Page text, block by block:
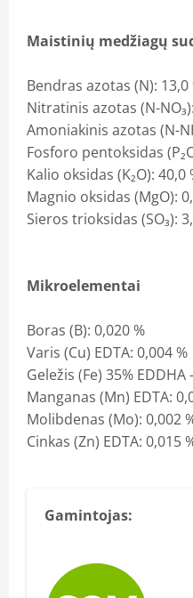
Maistinių medžiagų
Bendras azotas (N): 13,0
Nitratinis azotas (N-
Amoniakinis azotas (N-
Fosforo pentoksidas
Kalio oksidas (K₂O): 40,0
Magnio oksidas (MgO):
Sieros trioksidas (SO₃):
Mikroelementai
Boras (B): 0,020 %
Varis (Cu) EDTA: 0,004 %
Geležis (Fe) 35% EDDHA
Manganas (Mn) EDTA:
Molibdenas (Mo): 0,002
Cinkas (Zn) EDTA: 0,015
Gamintojas: